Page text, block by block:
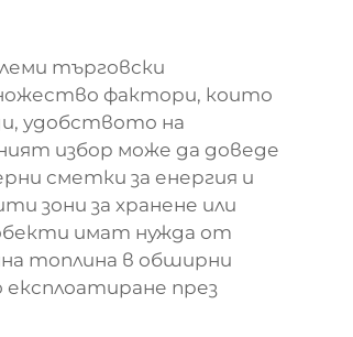
търговски
фактори, които
удобството на
избор може да доведе
сметки за енергия и
зони за хранене или
имат нужда от
топлина в обширни
през